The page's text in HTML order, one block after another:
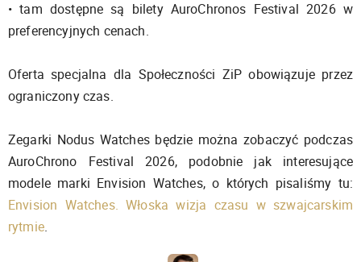
• tam dostępne są bilety AuroChronos Festival 2026 w
preferencyjnych cenach.
Oferta specjalna dla Społeczności ZiP obowiązuje przez
ograniczony czas.
Zegarki Nodus Watches będzie można zobaczyć podczas
AuroChrono Festival 2026, podobnie jak interesujące
modele marki Envision Watches, o których pisaliśmy tu:
Envision Watches. Włoska wizja czasu w szwajcarskim
rytmie.